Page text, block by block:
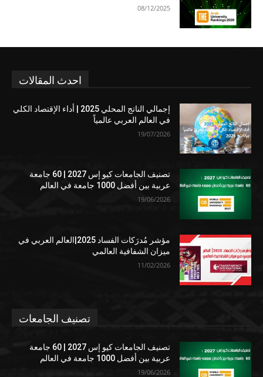
08/12/2025
احدث المقالات
إجمالي الناتج المحلي 2025 | أداء الإقتصاد الكلي
في العالم العربي عالمياً
19/07/2026
تصنيف الجامعات كيو إس 2027 | 60 جامعة
عربية بين أفضل 1000 جامعة في العالم
19/06/2026
مؤشر مُدرَكات الفساد 2025|العالم العربي في
ميزان الشفافية العالمي
11/02/2026
تصنيف الجامعات
تصنيف الجامعات كيو إس 2027 | 60 جامعة
عربية بين أفضل 1000 جامعة في العالم
19/06/2026